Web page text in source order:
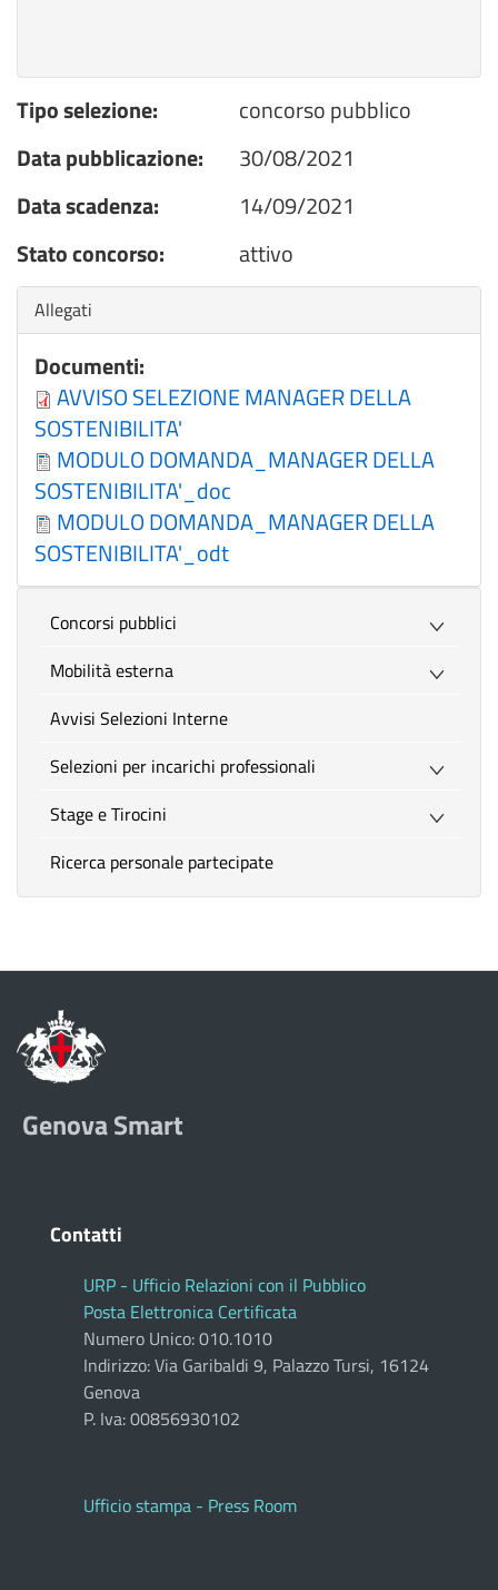
Tipo selezione:
concorso pubblico
Data pubblicazione:
30/08/2021
Data scadenza:
14/09/2021
Stato concorso:
attivo
Nascondi
Allegati
Documenti:
AVVISO SELEZIONE MANAGER DELLA
SOSTENIBILITA'
MODULO DOMANDA_MANAGER DELLA
SOSTENIBILITA'_doc
MODULO DOMANDA_MANAGER DELLA
SOSTENIBILITA'_odt
Concorsi pubblici
Mobilità esterna
Avvisi Selezioni Interne
Selezioni per incarichi professionali
Stage e Tirocini
Ricerca personale partecipate
Genova Smart
Contatti
URP - Ufficio Relazioni con il Pubblico
Posta Elettronica Certificata
Numero Unico: 010.1010
Indirizzo: Via Garibaldi 9, Palazzo Tursi, 16124
Genova
P. Iva: 00856930102
Ufficio stampa - Press Room